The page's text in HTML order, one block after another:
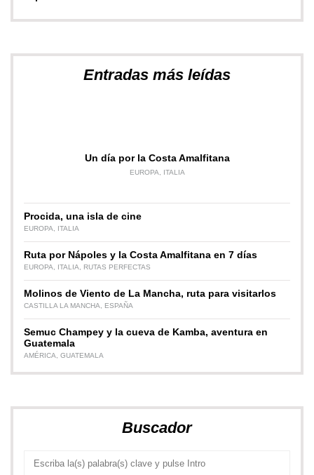
Entradas más leídas
Un día por la Costa Amalfitana
EUROPA, ITALIA
Procida, una isla de cine
EUROPA, ITALIA
Ruta por Nápoles y la Costa Amalfitana en 7 días
EUROPA, ITALIA, RUTAS PERFECTAS
Molinos de Viento de La Mancha, ruta para visitarlos
CASTILLA LA MANCHA, ESPAÑA
Semuc Champey y la cueva de Kamba, aventura en
Guatemala
AMÉRICA, GUATEMALA
Buscador